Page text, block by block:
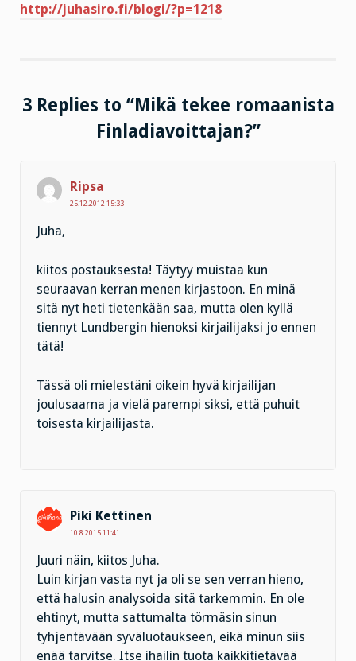
http://juhasiro.fi/blogi/?p=1218
3 Replies to “Mikä tekee romaanista
Finladiavoittajan?”
Ripsa
25.12.2012 15:33
Juha,
kiitos postauksesta! Täytyy muistaa kun
seuraavan kerran menen kirjastoon. En minä
sitä nyt heti tietenkään saa, mutta olen kyllä
tiennyt Lundbergin hienoksi kirjailijaksi jo ennen
tätä!
Tässä oli mielestäni oikein hyvä kirjailijan
joulusaarna ja vielä parempi siksi, että puhuit
toisesta kirjailijasta.
Piki Kettinen
10.8.2015 11:41
Juuri näin, kiitos Juha.
Luin kirjan vasta nyt ja oli se sen verran hieno,
että halusin analysoida sitä tarkemmin. En ole
ehtinyt, mutta sattumalta törmäsin sinun
tyhjentävään syväluotaukseen, eikä minun siis
enää tarvitse. Itse ihailin tuota kaikkitietävää